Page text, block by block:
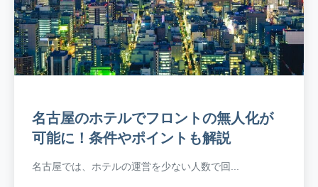
名古屋のホテルでフロントの無人化が
可能に！条件やポイントも解説
名古屋では、ホテルの運営を少ない人数で回...